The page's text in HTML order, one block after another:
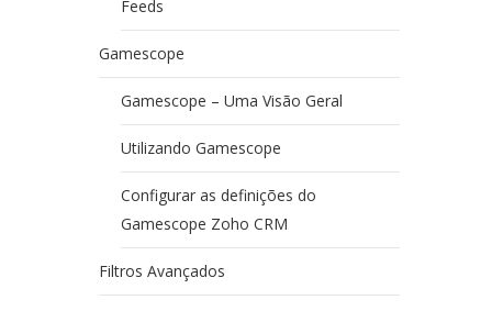
Feeds
Gamescope
Gamescope – Uma Visão Geral
Utilizando Gamescope
Configurar as definições do
Gamescope Zoho CRM
Filtros Avançados